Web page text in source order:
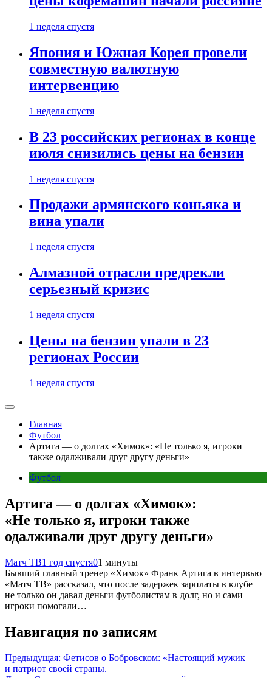
1 неделя спустя
Япония и Южная Корея провели
совместную валютную
интервенцию
1 неделя спустя
В 23 российских регионах в конце
июля снизились цены на бензин
1 неделя спустя
Продажи армянского коньяка и
вина упали
1 неделя спустя
Алмазной отрасли предрекли
серьезный кризис
1 неделя спустя
Цены на бензин упали в 23
регионах России
1 неделя спустя
Главная
Футбол
Артига — о долгах «Химок»: «Не только я, игроки
также одалживали друг другу деньги»
Футбол
Артига — о долгах «Химок»:
«Не только я, игроки также
одалживали друг другу деньги»
Матч ТВ1 год спустя01 минуты
Бывший главный тренер «Химок» Франк Артига в интервью
«Матч ТВ» рассказал, что после задержек зарплаты в клубе
не только он давал деньги футболистам в долг, но и сами
игроки помогали…
Навигация по записям
Предыдущая: Фетисов о Бобровском: «Настоящий мужик
и патриот своей страны.